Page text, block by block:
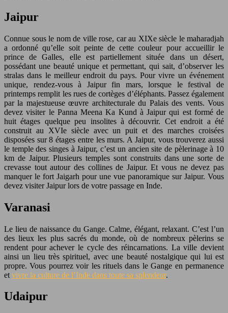
Jaipur
Connue sous le nom de ville rose, car au XIXe siècle le maharadjah
a ordonné qu’elle soit peinte de cette couleur pour accueillir le
prince de Galles, elle est partiellement située dans un désert,
possédant une beauté unique et permettant, qui sait, d’observer les
stralas dans le meilleur endroit du pays. Pour vivre un événement
unique, rendez-vous à Jaipur fin mars, lorsque le festival de
printemps remplit les rues de cortèges d’éléphants. Passez également
par la majestueuse œuvre architecturale du Palais des vents. Vous
devez visiter le Panna Meena Ka Kund à Jaipur qui est formé de
huit étages quelque peu insolites à découvrir. Cet endroit a été
construit au XVIe siècle avec un puit et des marches croisées
disposées sur 8 étages entre les murs. A Jaipur, vous trouverez aussi
le temple des singes à Jaipur, c’est un ancien site de pèlerinage à 10
km de Jaipur. Plusieurs temples sont construits dans une sorte de
crevasse tout autour des collines de Jaipur. Et vous ne devez pas
manquer le fort Jaigarh pour une vue panoramique sur Jaipur. Vous
devez visiter Jaipur lors de votre passage en Inde.
Varanasi
Le lieu de naissance du Gange. Calme, élégant, relaxant. C’est l’un
des lieux les plus sacrés du monde, où de nombreux pèlerins se
rendent pour achever le cycle des réincarnations. La ville devient
ainsi un lieu très spirituel, avec une beauté nostalgique qui lui est
propre. Vous pourrez voir les rituels dans le Gange en permanence
et vivre la culture de l’Inde dans toute sa splendeur.
Udaipur